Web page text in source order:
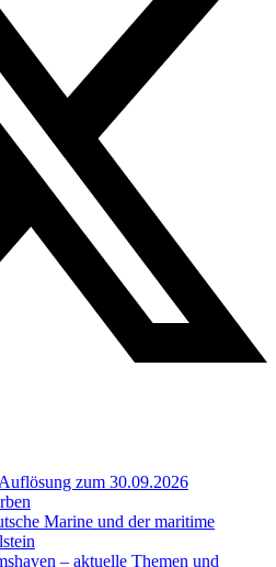
zum 30.09.2026
Marine und der maritime
– aktuelle Themen und